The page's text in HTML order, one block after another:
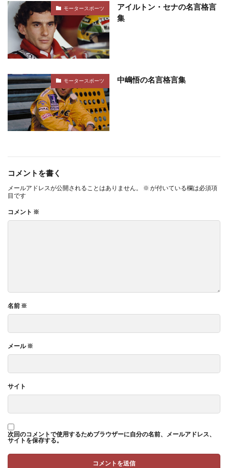
モータースポーツ
アイルトン・セナの名言格言
集
モータースポーツ 中嶋悟の名言格言集
コメントを書く
メールアドレスが公開されることはありません。 ※ が付いている欄は必須項
目です
コメント ※
名前 ※
メール※
サイト
次回のコメントで使用するためブラウザーに自分の名前、メールアドレス、
サイトを保存する。